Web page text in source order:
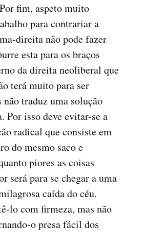
fim, aspeto muito
para contrariar a
direita não pode fazer
esta para os braços
da direita neoliberal que
terá muito para ser
não traduz uma solução
Por isso deve evitar-se a
radical que consiste em
do mesmo saco e
piores as coisas
será para se chegar a uma
caída do céu.
lo com firmeza, mas não
o presa fácil dos